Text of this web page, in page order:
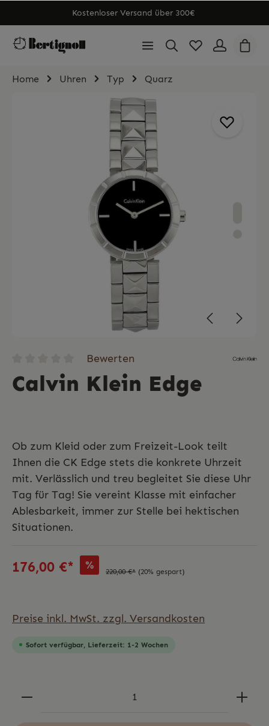
Kostenloser Versand über 300€
Home Uhren Typ Quarz
Bewerten
Calvin Klein Edge
Ob zum Kleid oder zum Freizeit-Look teilt
Ihnen die CK Edge stets die konkrete Uhrzeit
mit. Verlässlich und treu begleitet Sie diese Uhr
Tag für Tag! Sie vereint Klasse mit einfacher
Ablesbarkeit, immer zur Stelle bei hektischen
Situationen.
176,00 €* % 220,00 €* (20% gespart)
Preise inkl. MwSt. zzgl. Versandkosten
Sofort verfügbar, Lieferzeit: 1-2 Wochen